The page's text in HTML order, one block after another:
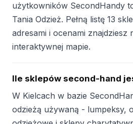
użytkowników SecondHandy
Tania Odzież. Pełną listę 13
adresami i ocenami znajdziesz
interaktywnej mapie.
Ile sklepów second-hand
W Kielcach w bazie
odzieżą używaną - lumpeksy,